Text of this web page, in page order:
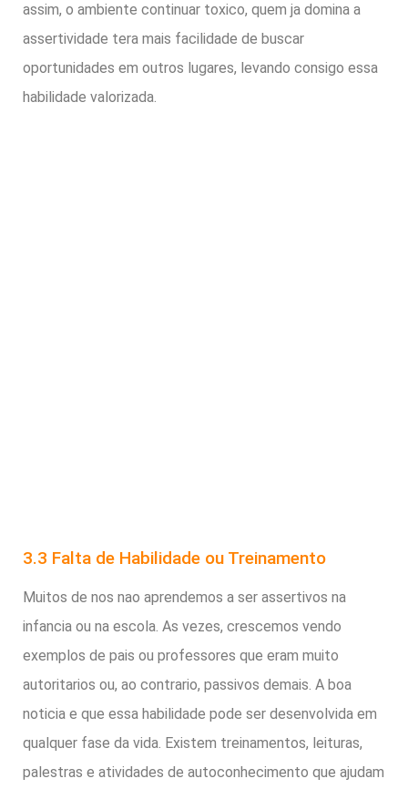
assim, o ambiente continuar toxico, quem ja domina a
assertividade tera mais facilidade de buscar
oportunidades em outros lugares, levando consigo essa
habilidade valorizada.
3.3 Falta de Habilidade ou Treinamento
Muitos de nos nao aprendemos a ser assertivos na
infancia ou na escola. As vezes, crescemos vendo
exemplos de pais ou professores que eram muito
autoritarios ou, ao contrario, passivos demais. A boa
noticia e que essa habilidade pode ser desenvolvida em
qualquer fase da vida. Existem treinamentos, leituras,
palestras e atividades de autoconhecimento que ajudam